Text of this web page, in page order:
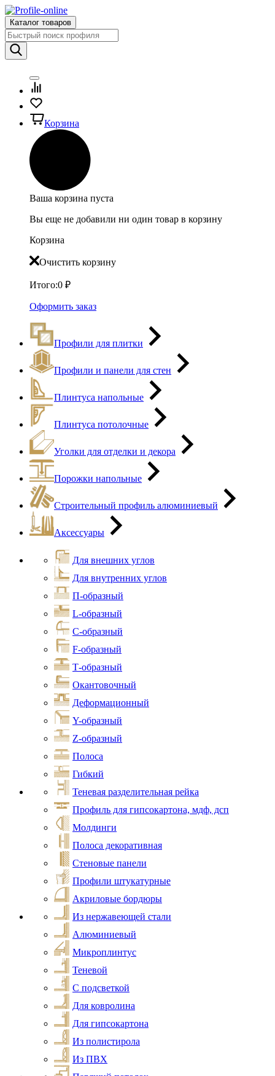
Каталог товаров
Корзина
Ваша корзина пуста
Вы еще не добавили ни один товар в корзину
Корзина
Очистить корзину
Итого:0 ₽
Оформить заказ
Профили для плитки
Профили и панели для стен
Плинтуса напольные
Плинтуса потолочные
Уголки для отделки и декора
Порожки напольные
Строительный профиль алюминиевый
Аксессуары
Для внешних углов
Для внутренних углов
П-образный
L-образный
С-образный
F-образный
Т-образный
Окантовочный
Деформационный
Y-образный
Z-образный
Полоса
Гибкий
Теневая разделительная рейка
Профиль для гипсокартона, мдф, дсп
Молдинги
Полоса декоративная
Стеновые панели
Профили штукатурные
Акриловые бордюры
Из нержавеющей стали
Алюминиевый
Микроплинтус
Теневой
С подсветкой
Для ковролина
Для гипсокартона
Из полистирола
Из ПВХ